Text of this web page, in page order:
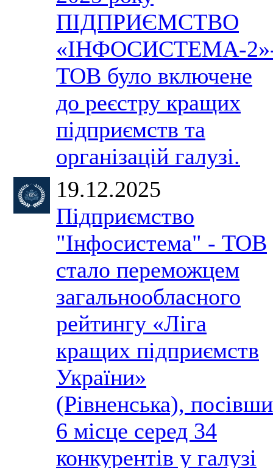
ПІДПРИЄМСТВО
«ІНФОСИСТЕМА-
ТОВ було включене
до реєстру кращих
підприємств та
організацій галузі.
19.12.2025
Підприємство
"Інфосистема" - ТОВ
стало переможцем
загальнообласного
рейтингу «Ліга
кращих підприємств
України»
(Рівненська), посівши
6 місце серед 34
конкурентів у галузі